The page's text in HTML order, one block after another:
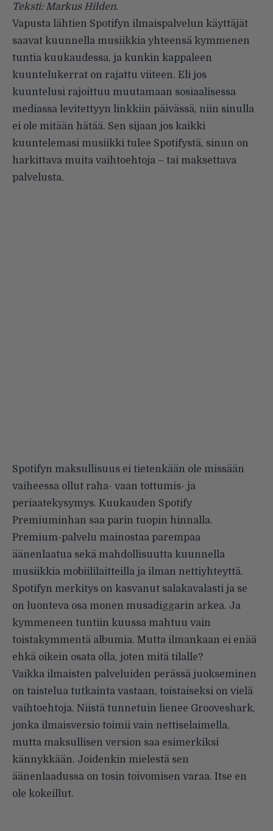
Teksti: Markus Hilden.
Vapusta lähtien Spotifyn ilmaispalvelun käyttäjät
saavat kuunnella musiikkia yhteensä kymmenen
tuntia kuukaudessa, ja kunkin kappaleen
kuuntelukerrat on rajattu viiteen. Eli jos
kuuntelusi rajoittuu muutamaan sosiaalisessa
mediassa levitettyyn linkkiin päivässä, niin sinulla
ei ole mitään hätää. Sen sijaan jos kaikki
kuuntelemasi musiikki tulee Spotifystä, sinun on
harkittava muita vaihtoehtoja – tai maksettava
palvelusta.
Spotifyn maksullisuus ei tietenkään ole missään
vaiheessa ollut raha- vaan tottumis- ja
periaatekysymys. Kuukauden Spotify
Premiuminhan saa parin tuopin hinnalla.
Premium-palvelu mainostaa parempaa
äänenlaatua sekä mahdollisuutta kuunnella
musiikkia mobiililaitteilla ja ilman nettiyhteyttä.
Spotifyn merkitys on kasvanut salakavalasti ja se
on luonteva osa monen musadiggarin arkea. Ja
kymmeneen tuntiin kuussa mahtuu vain
toistakymmentä albumia. Mutta ilmankaan ei enää
ehkä oikein osata olla, joten mitä tilalle?
Vaikka ilmaisten palveluiden perässä juokseminen
on taistelua tutkainta vastaan, toistaiseksi on vielä
vaihtoehtoja. Niistä tunnetuin lienee Grooveshark,
jonka ilmaisversio toimii vain nettiselaimella,
mutta maksullisen version saa esimerkiksi
kännykkään. Joidenkin mielestä sen
äänenlaadussa on tosin toivomisen varaa. Itse en
ole kokeillut.